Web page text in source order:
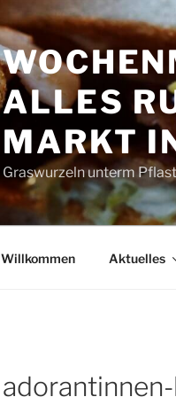
ALLES
MARKT
Graswurzeln unterm
Willkommen Aktuelles